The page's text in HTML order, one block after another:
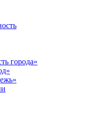
города»